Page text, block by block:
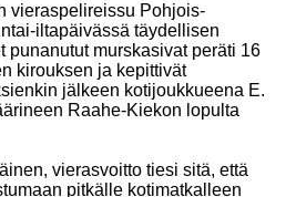
vieraspelireissu Pohjois-
iltapäivässä täydellisen
punanutut murskasivat peräti 16
kirouksen ja kepittivät
jälkeen kotijoukkueena E.
Raahe-Kiekon lopulta
vierasvoitto tiesi sitä, että
pitkälle kotimatkalleen